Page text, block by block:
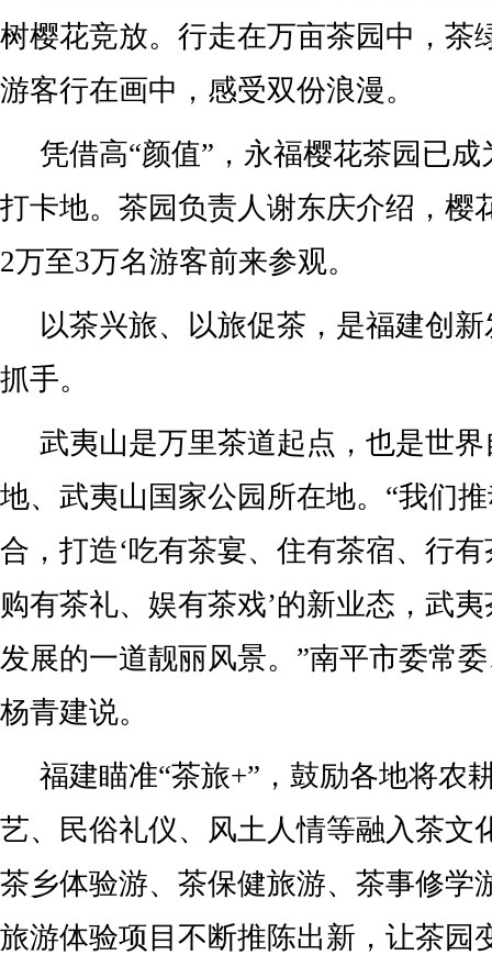
树樱花竞放。行走在万亩茶园中，茶
游客行在画中，感受双份浪漫。
凭借高“颜值”，永福樱花茶园已
打卡地。茶园负责人谢东庆介绍，樱
2万至3万名游客前来参观。
以茶兴旅、以旅促茶，是福建创
抓手。
武夷山是万里茶道起点，也是世
地、武夷山国家公园所在地。“我们
合，打造‘吃有茶宴、住有茶宿、行
购有茶礼、娱有茶戏’的新业态，武
发展的一道靓丽风景。”南平市委常
杨青建说。
福建瞄准“茶旅+”，鼓励各地将农
艺、民俗礼仪、风土人情等融入茶文
茶乡体验游、茶保健旅游、茶事修学
旅游体验项目不断推陈出新，让茶园